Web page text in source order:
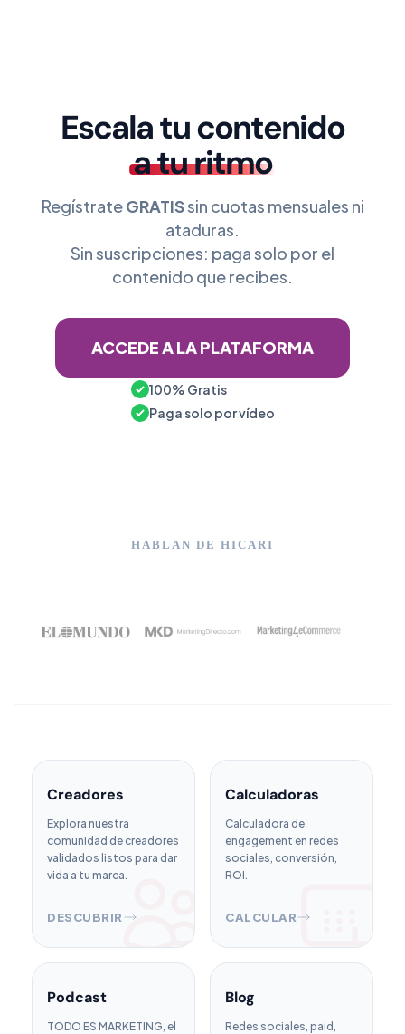
Escala tu contenido
a tu ritmo
RegístrateGRATISsin cuotas mensuales ni
ataduras.
Sin suscripciones: paga solo por el
contenido que recibes.
ACCEDE A LA PLATAFORMA
100% Gratis
Paga solo por vídeo
HABLAN DE HICARI
Creadores
Explora nuestra
comunidad de creadores
validados listos para dar
vida a tu marca.
DESCUBRIR
Calculadoras
Calculadora de
engagement en redes
sociales, conversión,
ROI.
CALCULAR
Podcast
TODO ES MARKETING, el
Blog
Redes sociales, paid,